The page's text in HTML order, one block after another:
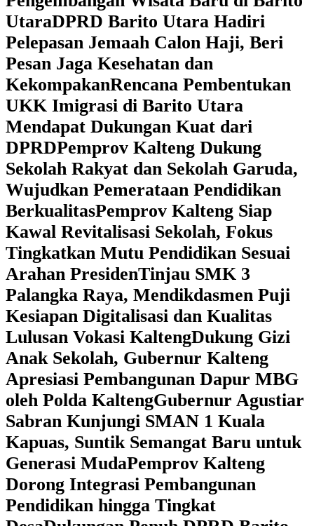
UtaraDPRD Barito Utara Hadiri
Pelepasan Jemaah Calon Haji, Beri
Pesan Jaga Kesehatan dan
KekompakanRencana Pembentukan
UKK Imigrasi di Barito Utara
Mendapat Dukungan Kuat dari
DPRD‎Pemprov Kalteng Dukung
Sekolah Rakyat dan Sekolah Garuda,
Wujudkan Pemerataan Pendidikan
Berkualitas‎Pemprov Kalteng Siap
Kawal Revitalisasi Sekolah, Fokus
Tingkatkan Mutu Pendidikan Sesuai
Arahan Presiden‎Tinjau SMK 3
Palangka Raya, Mendikdasmen Puji
Kesiapan Digitalisasi dan Kualitas
Lulusan Vokasi Kalteng‎Dukung Gizi
Anak Sekolah, Gubernur Kalteng
Apresiasi Pembangunan Dapur MBG
oleh Polda Kalteng‎Gubernur Agustiar
Sabran Kunjungi SMAN 1 Kuala
Kapuas, Suntik Semangat Baru untuk
Generasi Muda‎Pemprov Kalteng
Dorong Integrasi Pembangunan
Pendidikan hingga Tingkat